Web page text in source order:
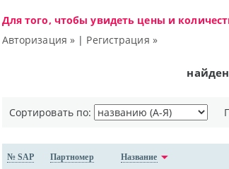
Для того, чтобы увидеть цены и
Авторизация » | Регистрация »
Сортировать по:
№ SAP Партномер Название